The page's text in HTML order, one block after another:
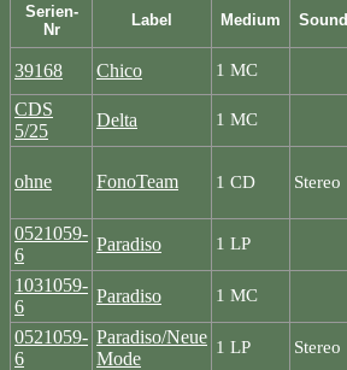
Serien-
Nr
Label Medium Sound
39168 Chico 1 MC
CDS
5/25
Delta 1 MC
ohne FonoTeam 1 CD Stereo
0521059-
6
Paradiso 1 LP
1031059-
6
Paradiso 1 MC
0521059-
6
Paradiso/Neue
Mode
1 LP Stereo